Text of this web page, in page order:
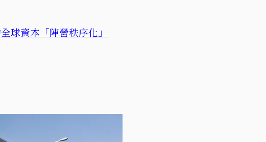
球資本「陣營秩序化」